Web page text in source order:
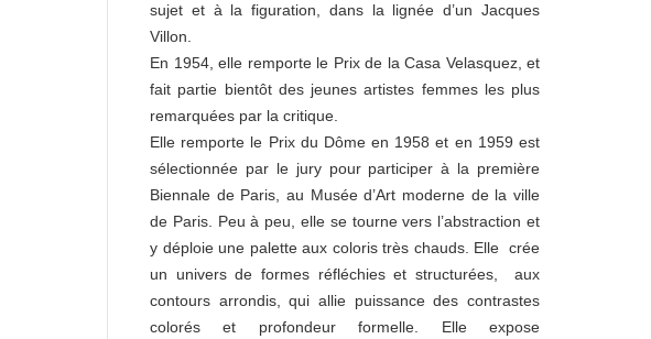
sujet et à la figuration, dans la lignée d’un Jacques
Villon.
En 1954, elle remporte le Prix de la Casa Velasquez, et
fait partie bientôt des jeunes artistes femmes les plus
remarquées par la critique.
Elle remporte le Prix du Dôme en 1958 et en 1959 est
sélectionnée par le jury pour participer à la première
Biennale de Paris, au Musée d’Art moderne de la ville
de Paris. Peu à peu, elle se tourne vers l’abstraction et
y déploie une palette aux coloris très chauds. Elle crée
un univers de formes réfléchies et structurées, aux
contours arrondis, qui allie puissance des contrastes
colorés et profondeur formelle. Elle expose